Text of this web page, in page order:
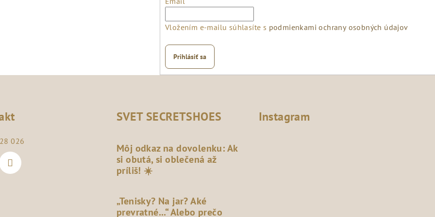
Vložením e-mailu súhlasíte s podmienkami ochrany osobných údajov
Prihlásiť sa
026
SVET SECRETSHOES
Môj odkaz na dovolenku: Ak
si obutá, si oblečená až
príliš! ☀️
„Tenisky? Na jar? Aké
prevratné...“ Alebo prečo
Instagram